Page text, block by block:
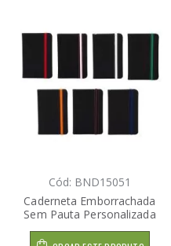
Cód: BND15051
Caderneta Emborrachada
Sem Pauta Personalizada